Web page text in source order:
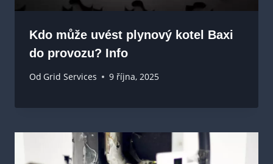
Kdo může uvést plynový kotel Baxi
do provozu? Info
Od Grid Services 9 října, 2025